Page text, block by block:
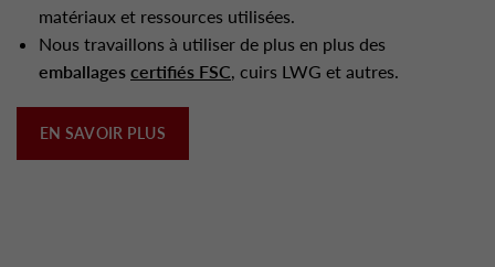
matériaux et ressources utilisées.
Nous travaillons à utiliser de plus en plus des
emballages certifiés FSC, cuirs LWG et autres.
EN SAVOIR PLUS